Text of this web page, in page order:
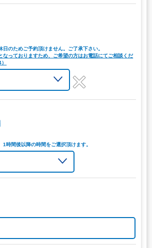
のためご予約頂けません。ご了承下さい。
っておりますため、ご希望の方はお電話にてご相談くだ
時間後以降の時間をご選択頂けます。